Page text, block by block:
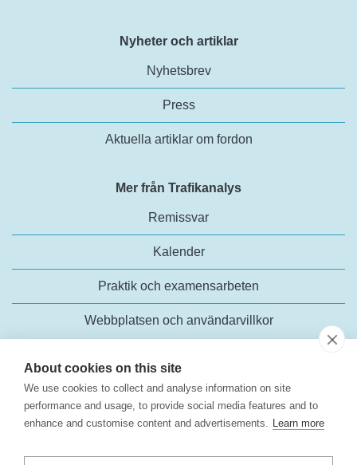
About cookies on this site
We use cookies to collect and analyse information on site
performance and usage, to provide social media features and to
enhance and customise content and advertisements. Learn more
Nyheter och artiklar
Nyhetsbrev
Press
Aktuella artiklar om fordon
Mer från Trafikanalys
Remissvar
Kalender
Praktik och examensarbeten
Webbplatsen och användarvillkor
Rosenlundsgatan 54